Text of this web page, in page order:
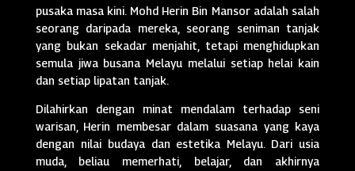
pusaka masa kini. Mohd Herin Bin Mansor adalah salah
seorang daripada mereka, seorang seniman tanjak
yang bukan sekadar menjahit, tetapi menghidupkan
semula jiwa busana Melayu melalui setiap helai kain
dan setiap lipatan tanjak.
Dilahirkan dengan minat mendalam terhadap seni
warisan, Herin membesar dalam suasana yang kaya
dengan nilai budaya dan estetika Melayu. Dari usia
muda, beliau memerhati, belajar, dan akhirnya